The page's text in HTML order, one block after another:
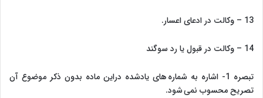
13 – وکالت در ادعای اعسار.
14 – وکالت در قبول یا رد سوگند
تبصره 1- اشاره به شماره های یادشده دراین ماده بدون ذکر موضوع آن
تصریح محسوب نمی شود.